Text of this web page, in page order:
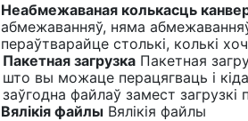
Неабмежаваная колькасць
абмежаванняў, няма
пераўтварайце столькі, колькі
Пакетная загрузкаПакетная
што вы можаце перацягваць і
заўгодна файлаў замест загрузкі
Вялікія файлыВялікія файлы